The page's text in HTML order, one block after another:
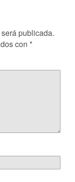
publicada.
con *